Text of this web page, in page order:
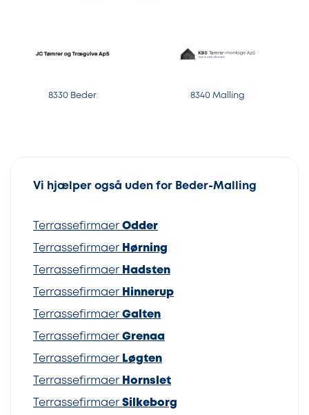
8330 Beder 8340 Malling
Vi hjælper også uden for Beder-Malling
Terrassefirmaer Odder
Terrassefirmaer Hørning
Terrassefirmaer Hadsten
Terrassefirmaer Hinnerup
Terrassefirmaer Galten
Terrassefirmaer Grenaa
Terrassefirmaer Løgten
Terrassefirmaer Hornslet
Terrassefirmaer Silkeborg